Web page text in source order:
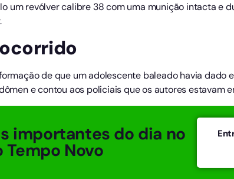
um revólver calibre 38 com uma munição intacta e
de que um adolescente baleado havia dado
e contou aos policiais que os autores estavam
importantes do dia no
Novo